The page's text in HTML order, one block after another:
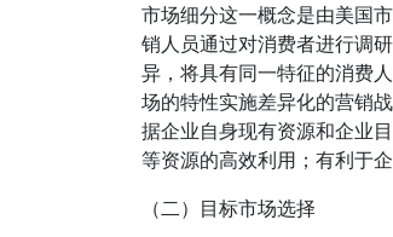
市场细分这一概念是由美国
销人员通过对消费者进行调
异，将具有同一特征的消费
场的特性实施差异化的营销
据企业自身现有资源和企业
等资源的高效利用；有利于
（二）目标市场选择